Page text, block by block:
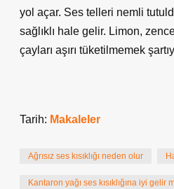
yol açar. Ses telleri nemli
sağlıklı hale gelir. Limon,
çayları aşırı tüketilmemek
Tarih: Makaleler
Ağrısız ses kısıklığı neden olur
Kantaron yağı ses kısıklığına iyi gelir